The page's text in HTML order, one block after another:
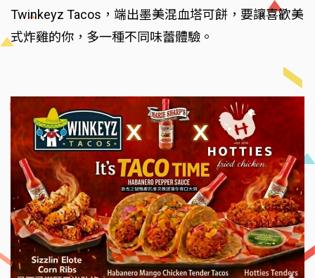
Twinkeyz Tacos，端出墨美混血塔可餅，要讓喜歡美
式炸雞的你，多一種不同味蕾體驗。